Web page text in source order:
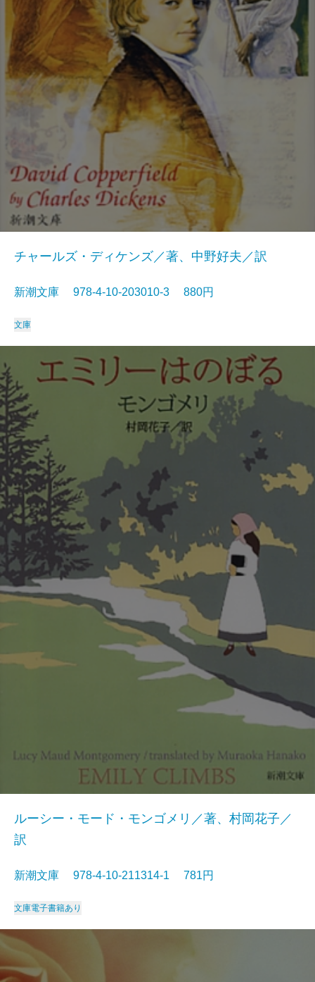
チャールズ・ディケンズ／著、中野好夫／訳
新潮文庫 978-4-10-203010-3 880円
文庫
ルーシー・モード・モンゴメリ／著、村岡花子／
訳
新潮文庫 978-4-10-211314-1 781円
文庫電子書籍あり